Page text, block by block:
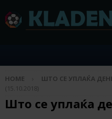
HOME ШТО СЕ УПЛАЌА
(15.10.2018)
Што се уплаќа